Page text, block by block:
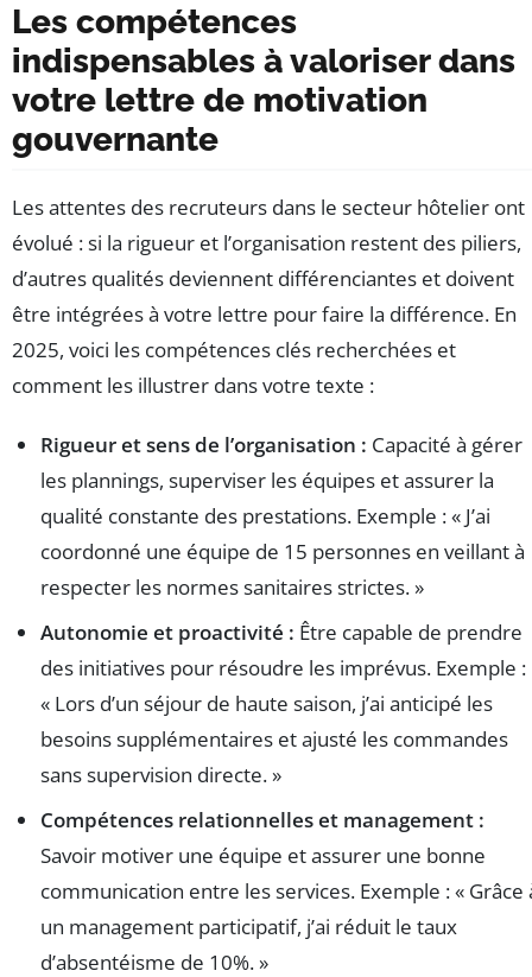
Les compétences
indispensables à valoriser dans
votre lettre de motivation
gouvernante
Les attentes des recruteurs dans le secteur hôtelier ont
évolué : si la rigueur et l’organisation restent des piliers,
d’autres qualités deviennent différenciantes et doivent
être intégrées à votre lettre pour faire la différence. En
2025, voici les compétences clés recherchées et
comment les illustrer dans votre texte :
Rigueur et sens de l’organisation : Capacité à gérer
les plannings, superviser les équipes et assurer la
qualité constante des prestations. Exemple : « J’ai
coordonné une équipe de 15 personnes en veillant à
respecter les normes sanitaires strictes. »
Autonomie et proactivité : Être capable de prendre
des initiatives pour résoudre les imprévus. Exemple :
« Lors d’un séjour de haute saison, j’ai anticipé les
besoins supplémentaires et ajusté les commandes
sans supervision directe. »
Compétences relationnelles et management :
Savoir motiver une équipe et assurer une bonne
communication entre les services. Exemple : « Grâce
un management participatif, j’ai réduit le taux
d’absentéisme de 10%. »